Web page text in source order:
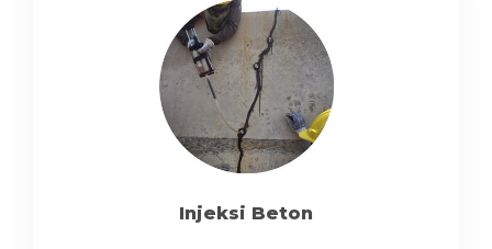
Injeksi Beton